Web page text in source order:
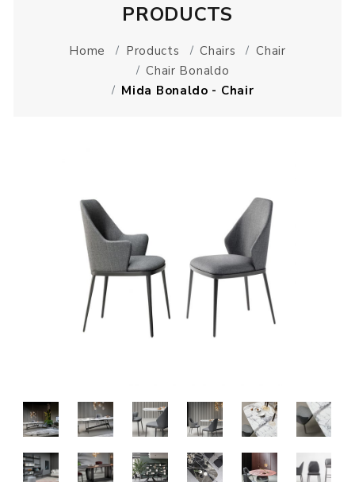
PRODUCTS
Home Products Chairs
Chair
Chair Bonaldo
Mida Bonaldo - Chair